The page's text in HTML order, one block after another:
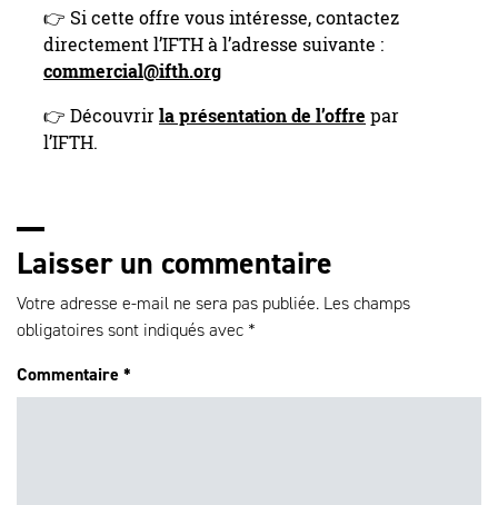
👉 Si cette offre vous intéresse, contactez
directement l’IFTH à l’adresse suivante :
commercial@ifth.org
👉 Découvrirla présentation de l’offre par
l’IFTH.
Laisser un commentaire
Votre adresse e-mail ne sera pas publiée. Les champs
obligatoires sont indiqués avec *
Commentaire *